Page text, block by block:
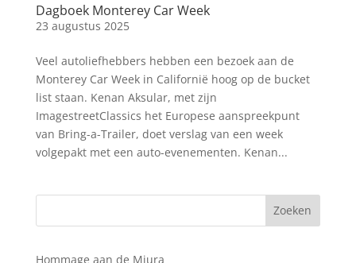
Dagboek Monterey Car Week
23 augustus 2025
Veel autoliefhebbers hebben een bezoek aan de
Monterey Car Week in Californië hoog op de bucket
list staan. Kenan Aksular, met zijn
ImagestreetClassics het Europese aanspreekpunt
van Bring-a-Trailer, doet verslag van een week
volgepakt met een auto-evenementen. Kenan...
Hommage aan de Miura